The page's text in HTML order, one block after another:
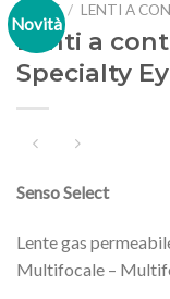
Novità
HOME / LENTI A
Lenti a
Specialty
Senso Select
Lente gas
Multifocale –